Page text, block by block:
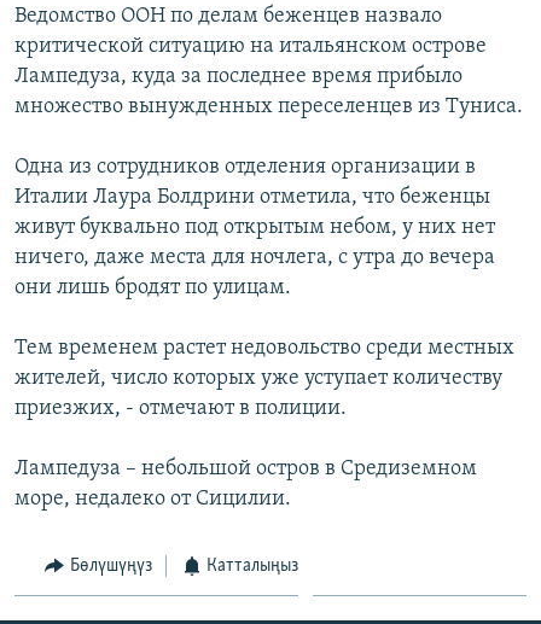
БИЗ ЖАНА ДҮЙНӨ
ЭЖЕ-СИҢДИЛЕР
ЫҢГАЙСЫЗ СУРООЛОР
Русский
ОНЛАЙН ШЕРИНЕ
ЭЕ/АРнун бардык сайттары
Ведомство ООН по делам беженцев назвало
критической ситуацию на итальянском острове
Лампедуза, куда за последнее время прибыло
множество вынужденных переселенцев из Туниса.
Одна из сотрудников отделения организации в
Италии Лаура Болдрини отметила, что беженцы
живут буквально под открытым небом, у них нет
ничего, даже места для ночлега, с утра до вечера
они лишь бродят по улицам.
Тем временем растет недовольство среди местных
жителей, число которых уже уступает количеству
приезжих, - отмечают в полиции.
Лампедуза – небольшой остров в Средиземном
море, недалеко от Сицилии.
Бөлүшүңүз Катталыңыз